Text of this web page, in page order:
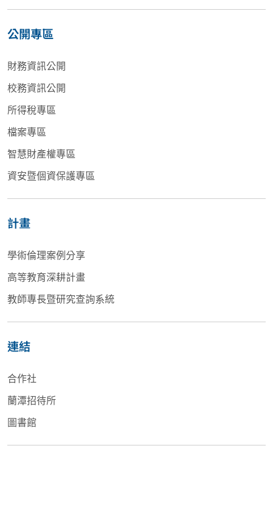
公開專區
財務資訊公開
校務資訊公開
所得稅專區
檔案專區
智慧財產權專區
資安暨個資保護專區
計畫
學術倫理案例分享
高等教育深耕計畫
教師專長暨研究查詢系統
連結
合作社
蘭潭招待所
圖書館